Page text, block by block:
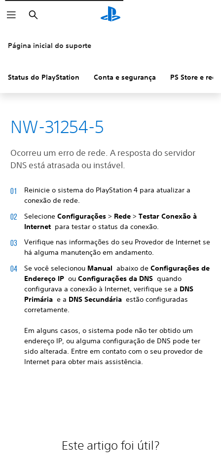
Pesquisar
Página inicial do suporte
Status do PlayStation Conta e segurança PS Store e
NW-31254-5
Ocorreu um erro de rede. A resposta do servidor
DNS está atrasada ou instável.
Reinicie o sistema do PlayStation 4 para atualizar a
conexão de rede.
Selecione Configurações > Rede > Testar Conexão à
Internet para testar o status da conexão.
Verifique nas informações do seu Provedor de Internet se
há alguma manutenção em andamento.
Se você selecionou Manual abaixo de Configurações de
Endereço IP ou Configurações da DNS quando
configurava a conexão à Internet, verifique se a DNS
Primária e a DNS Secundária estão configuradas
corretamente.
Em alguns casos, o sistema pode não ter obtido um
endereço IP, ou alguma configuração de DNS pode ter
sido alterada. Entre em contato com o seu provedor de
Internet para obter mais assistência.
Este artigo foi útil?